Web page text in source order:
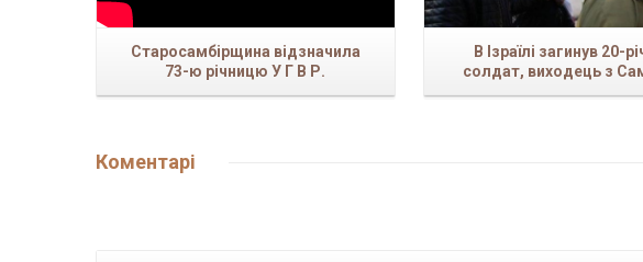
Старосамбірщина відзначила
73-ю річницю У Г В Р.
В Ізраїлі загинув 20-
солдат, виходець з
Коментарі